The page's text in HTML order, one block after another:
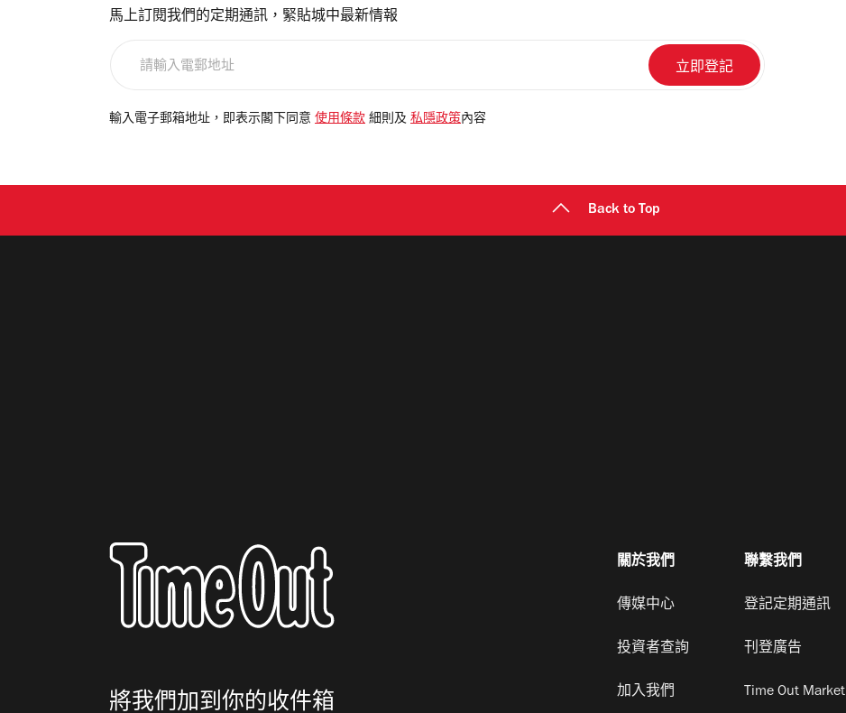
馬上訂閱我們的定期通訊，緊貼城中最新情報
電
輸入電子郵箱地址，即表示閣下同意 使用條款 細則及 私隱政策內容
Back to Top
將我們加到你的收件箱
關於我們
傳媒中心
投資者查詢
加入我們
聯繫我們
登記定期通訊
刊登廣告
Time Out Market